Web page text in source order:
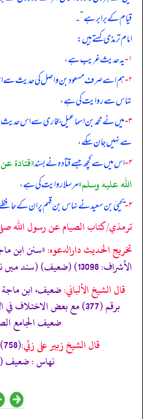
قیام کے برابر ہے“۔
امام ترمذی کہتے ہیں:
۱- یہ حدیث غریب ہے،
۲- ہم اسے صرف مسعود بن واصل کی حدیث سے
نہّاس سے روایت کی ہے،
۳- میں نے محمد بن اسماعیل بخاری سے اس
سے نہیں جان سکے،
۴- اس میں سے کچھ جسے قتادہ نے بسند«قتادة
الله عليه وسلم»مرسلا روایت کی ہے،
۴- یحییٰ بن سعید نے نہاس بن قہم پر ان کے
ترمذي/كتاب الصيام عن رسول الله صلى
تخریج الحدیث دارالدعوہ:
الأشراف: 13098) (ضعیف) (سند میں نہاس بن قہم ضعیف ہیں)»
قال الشيخ الألباني:
ضعيف الجامع الصغير
قال الشيخ زبير على زئي:(758) إسناده ضعيف /جه 1728
نھاس : ضعيف